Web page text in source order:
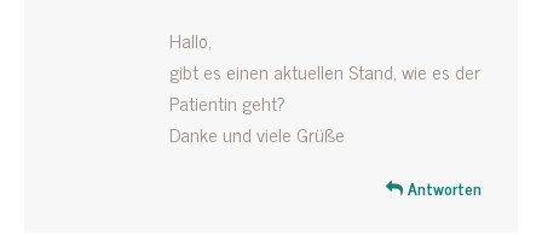
Hallo,
gibt es einen aktuellen Stand, wie es der
Patientin geht?
Danke und viele Grüße
Antworten